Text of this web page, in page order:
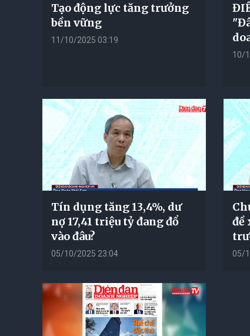
Tạo động lực tăng trưởng
bền vững
11/10/2025 03:19
10/
Tín dụng tăng 13,4%, dư
nợ 17,41 triệu tỷ đang đổ
vào đâu?
05/10/2025 23:04
đề
05/